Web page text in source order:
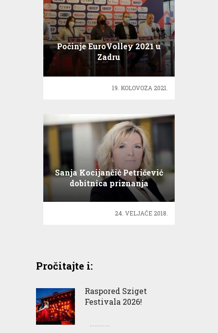
Počinje EuroVolley 2021 u
Zadru
19. KOLOVOZA 2021.
Sanja Kocijančić Petričević
dobitnica priznanja
Hrvatskoga liječničkog
zbora
24. VELJAČE 2018.
Pročitajte i:
Raspored Sziget
Festivala 2026!